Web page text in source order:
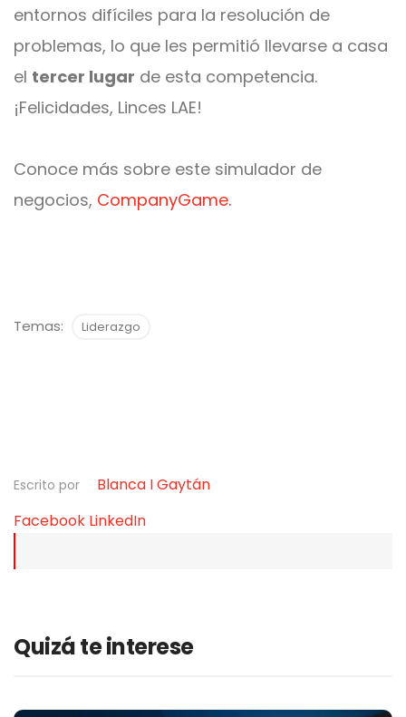
entornos difíciles para la resolución de
problemas, lo que les permitió llevarse a casa
el tercer lugar de esta competencia.
¡Felicidades, Linces LAE!
Conoce más sobre este simulador de
negocios, CompanyGame.
Temas: Liderazgo
Escrito por
Blanca I Gaytán
Facebook LinkedIn
Quizá te interese